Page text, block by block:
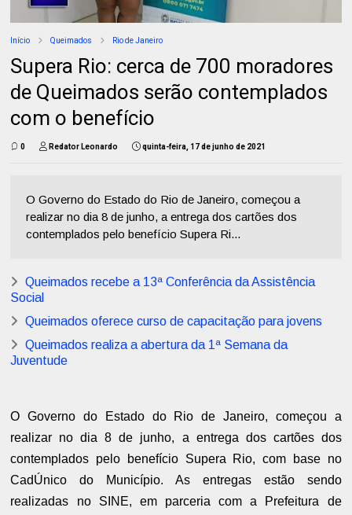
Início Queimados Rio de Janeiro
Supera Rio: cerca de 700 moradores
de Queimados serão contemplados
com o benefício
0 Redator Leonardo quinta-feira, 17 de junho de 2021
O Governo do Estado do Rio de Janeiro, começou a
realizar no dia 8 de junho, a entrega dos cartões dos
contemplados pelo benefício Supera Ri...
Queimados recebe a 13ª Conferência da Assistência
Social
Queimados oferece curso de capacitação para jovens
Queimados realiza a abertura da 1ª Semana da
Juventude
O Governo do Estado do Rio de Janeiro, começou a
realizar no dia 8 de junho, a entrega dos cartões dos
contemplados pelo benefício Supera Rio, com base no
CadÚnico do Município. As entregas estão sendo
realizadas no SINE, em parceria com a Prefeitura de